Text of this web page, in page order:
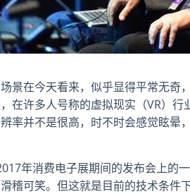
景在今天看来，似乎显得平常无奇
在许多人号称的虚拟现实（VR）
率并不是很高，时不时会感觉眩晕
年消费电子展期间的发布会上的
稽可笑。但这就是目前的技术条件